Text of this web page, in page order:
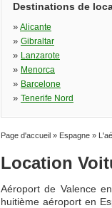
Destinations de
» Alicante
» Gibraltar
» Lanzarote
» Menorca
» Barcelone
» Tenerife Nord
Page d'accueil » Espagne »
Location
Aéroport de Valence
huitième aéroport en